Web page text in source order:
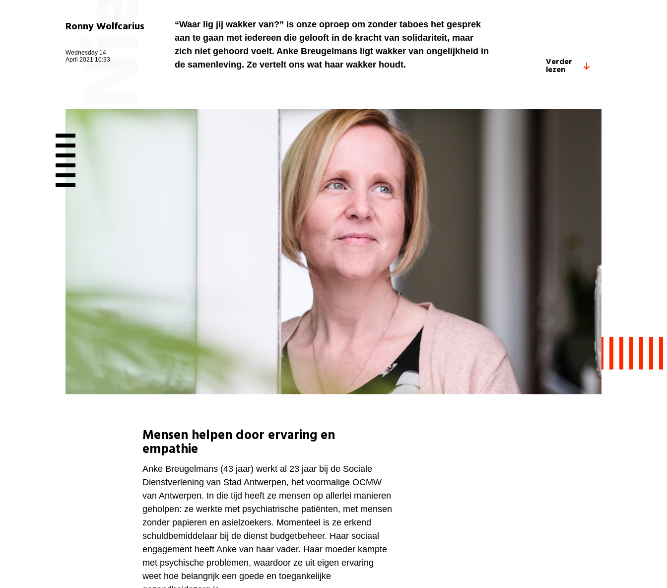
Ronny Wolfcarius
Wednesday 14
April 2021 10:33
“Waar lig jij wakker van?” is onze oproep om zonder taboes het gesprek
aan te gaan met iedereen die gelooft in de kracht van solidariteit, maar
zich niet gehoord voelt. Anke Breugelmans ligt wakker van ongelijkheid in
de samenleving. Ze vertelt ons wat haar wakker houdt.
Verder
lezen
Mensen helpen door ervaring en
empathie
Anke Breugelmans (43 jaar) werkt al 23 jaar bij de Sociale
Dienstverlening van Stad Antwerpen, het voormalige OCMW
van Antwerpen. In die tijd heeft ze mensen op allerlei manieren
geholpen: ze werkte met psychiatrische patiënten, met mensen
zonder papieren en asielzoekers. Momenteel is ze erkend
schuldbemiddelaar bij de dienst budgetbeheer. Haar sociaal
engagement heeft Anke van haar vader. Haar moeder kampte
met psychische problemen, waardoor ze uit eigen ervaring
weet hoe belangrijk een goede en toegankelijke